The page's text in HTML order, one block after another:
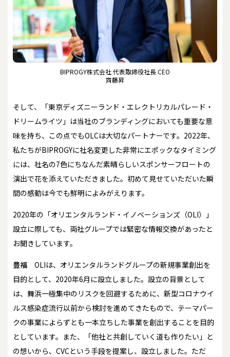
BIPROGY株式会社 代表取締役社長 CEO
齊藤昇
そして、「東京ディズニーランド・エレクトリカルパレード・
ドリームライツ」は当社のブランディングにおいても重要な意
味を持ち、この点でもOLCは大切なパートナーです。2022年、
私たちがBIPROGYに社名変更した非常にエポックなタイミング
には、社名の7色にちなんだ素晴らしいスポンサーフロートの
演出で花を添えていただきました。初めて見せていただいた瞬
間の感動は今でも鮮明によみがえります。
――2020年の「オリエンタルランド・イノベーションズ（OLI）」
設立に際しても、両社グループでは緊密な情報交換があったと
お聞きしています。
豊福
OLIは、オリエンタルランドグループの新規事業創出を
目的として、2020年6月に設立しました。設立の背景として
は、舞浜一極集中のリスクを回避するために、新型コロナウイ
ルス感染症流行以前から検討を進めてきたもので、テーマパー
クの事業によらずとも一本立ちした事業を創出することを目的
としています。また、「他社と共創していく道も作りたい」と
の想いから、CVCという手段を提案し、設立しました。ただ